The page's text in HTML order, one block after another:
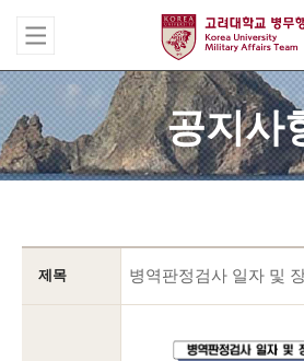
공지사
제목 병역판정검사 일자 및